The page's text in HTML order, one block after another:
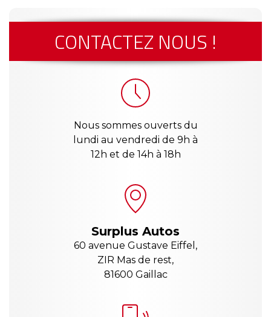
CONTACTEZ NOUS !
Nous sommes ouverts du
lundi au vendredi de 9h à
12h et de 14h à 18h
Surplus Autos
60 avenue Gustave Eiffel,
ZIR Mas de rest,
81600 Gaillac